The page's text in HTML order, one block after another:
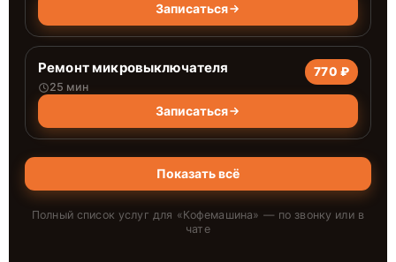
Записаться
Ремонт микровыключателя
25 мин
770 ₽
Записаться
Показать всё
Полный список услуг для «Кофемашина» — по звонку или в
чате